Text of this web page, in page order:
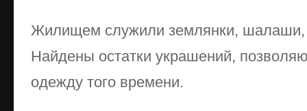
Жилищем служили землянки,
Найдены остатки украшений,
одежду того времени.